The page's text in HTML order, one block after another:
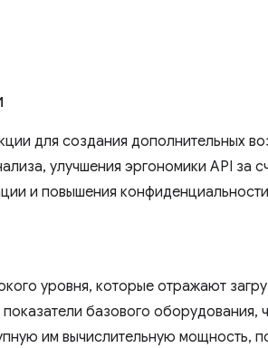
для создания дополнительных
улучшения эргономики API за
и повышения
уровня, которые отражают
базового оборудования,
им вычислительную мощность,